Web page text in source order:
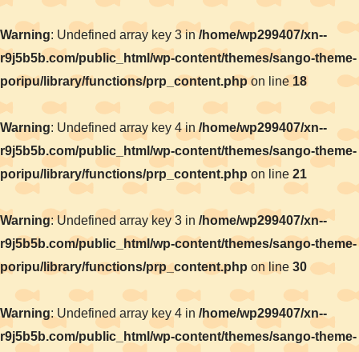
Warning: Undefined array key 3 in/home/wp299407/xn--
r9j5b5b.com/public_html/wp-content/themes/sango-theme-
poripu/library/functions/prp_content.phpon line 18
Warning: Undefined array key 4 in/home/wp299407/xn--
r9j5b5b.com/public_html/wp-content/themes/sango-theme-
poripu/library/functions/prp_content.php on line 21
Warning: Undefined array key 3 in /home/wp299407/xn--
r9j5b5b.com/public_html/wp-content/themes/sango-theme-
poripu/library/functions/prp_content.php on line 30
Warning: Undefined array key 4 in /home/wp299407/xn--
r9j5b5b.com/public_html/wp-content/themes/sango-theme-